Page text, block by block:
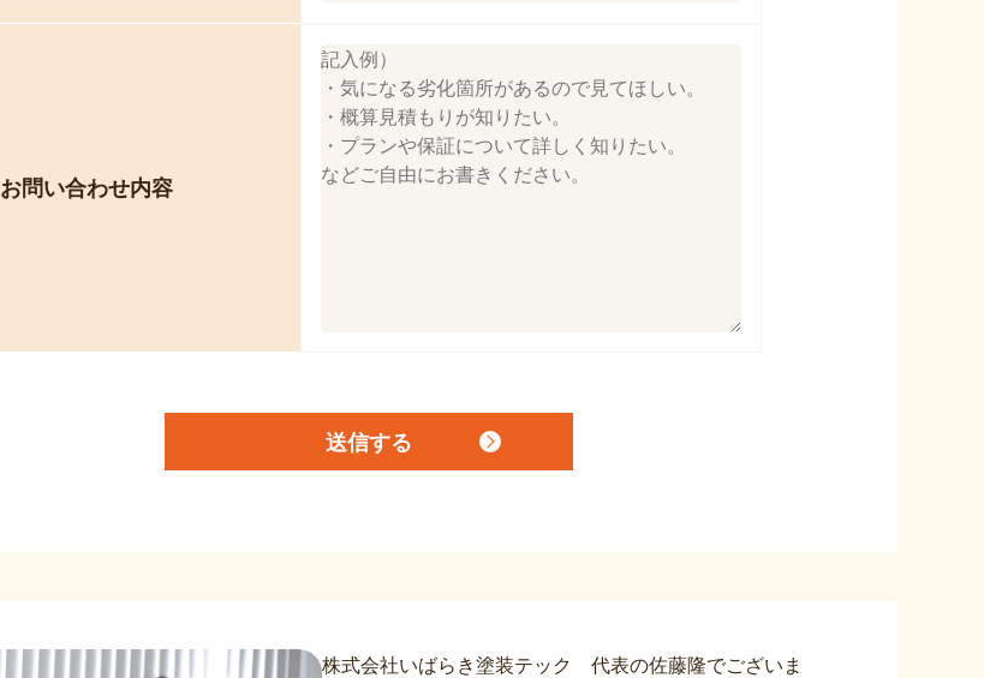
お問い合わせ内容
株式会社いばらき塗装テック 代表の佐藤隆でございま